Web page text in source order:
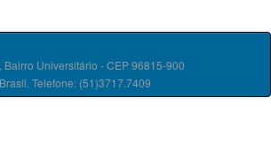
Universitário - CEP 96815-900
Telefone: (51)3717.7409